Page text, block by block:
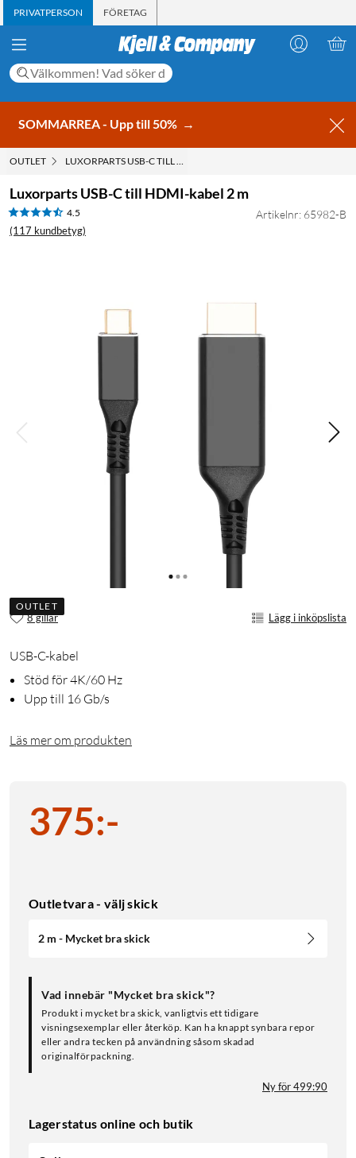
PRIVATPERSON FÖRETAG
SOMMARREA - Upp till 50% →
OUTLET LUXORPARTS USB-C TILL HDMI-KABEL 2 M
Luxorparts USB-C till HDMI-kabel 2 m
4.5
(117 kundbetyg)
Artikelnr: 65982-B
OUTLET
8 gillar Lägg i inköpslista
USB-C-kabel
Stöd för 4K/60 Hz
Upp till 16 Gb/s
Läs mer om produkten
375:-
Outletvara - välj skick
2 m - Mycket bra skick
Vad innebär "Mycket bra skick"?
Produkt i mycket bra skick, vanligtvis ett tidigare
visningsexemplar eller återköp. Kan ha knappt synbara repor
eller andra tecken på användning såsom skadad
originalförpackning.
Ny för 499:90
Lagerstatus online och butik